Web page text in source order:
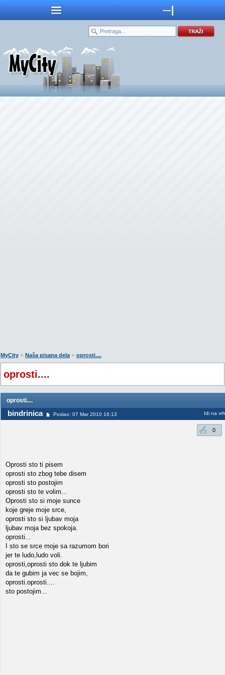
MyCity » Naša pisana dela» oprosti....
oprosti....
oprosti....
bindrinica Poslao: 07 Mar 2010 16:13 Idi na vrh
0
Oprosti sto ti pisem
oprosti sto zbog tebe disem
oprosti sto postojim
oprosti sto te volim...
Oprosti sto si moje sunce
koje greje moje srce,
oprosti sto si ljubav moja
ljubav moja bez spokoja.
oprosti...
I sto se srce moje sa razumom bori
jer te ludo,ludo voli.
oprosti,oprosti sto dok te ljubim
da te gubim ja vec se bojim,
oprosti.oprosti....
sto postojim...